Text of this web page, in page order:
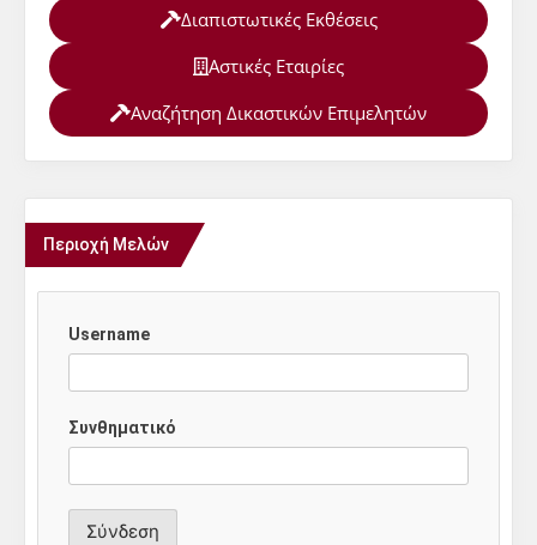
Διαπιστωτικές Εκθέσεις
Αστικές Εταιρίες
Αναζήτηση Δικαστικών Επιμελητών
Περιοχή Μελών
Username
Συνθηματικό